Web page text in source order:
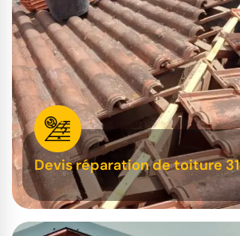
Devis réparation de toiture 31